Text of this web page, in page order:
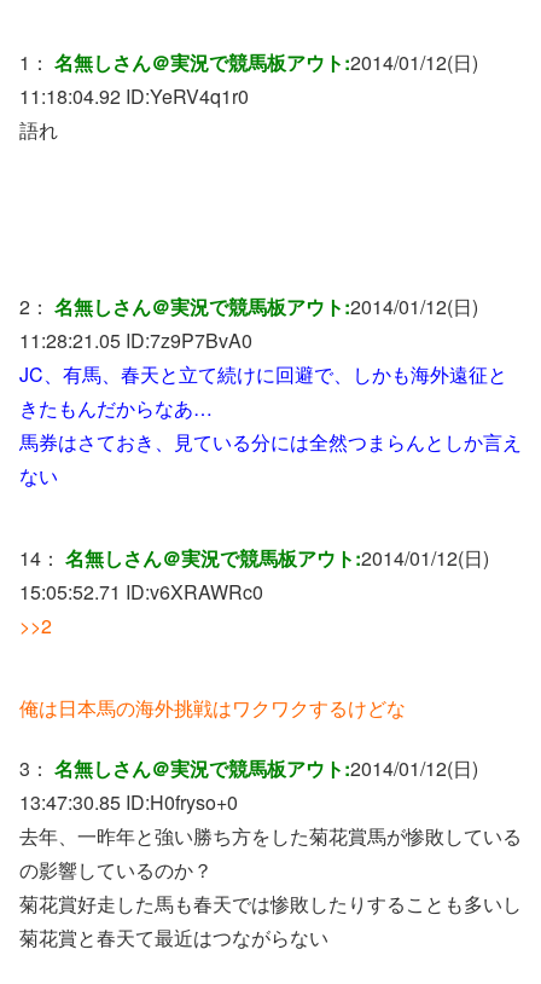
1： 名無しさん＠実況で競馬板アウト:2014/01/12(日)
11:18:04.92 ID:YeRV4q1r0
語れ
2： 名無しさん＠実況で競馬板アウト:2014/01/12(日)
11:28:21.05 ID:7z9P7BvA0
JC、有馬、春天と立て続けに回避で、しかも海外遠征と
きたもんだからなあ…
馬券はさておき、見ている分には全然つまらんとしか言え
ない
14： 名無しさん＠実況で競馬板アウト:2014/01/12(日)
15:05:52.71 ID:v6XRAWRc0
>>2
俺は日本馬の海外挑戦はワクワクするけどな
3： 名無しさん＠実況で競馬板アウト:2014/01/12(日)
13:47:30.85 ID:H0fryso+0
去年、一昨年と強い勝ち方をした菊花賞馬が惨敗している
の影響しているのか？
菊花賞好走した馬も春天では惨敗したりすることも多いし
菊花賞と春天て最近はつながらない